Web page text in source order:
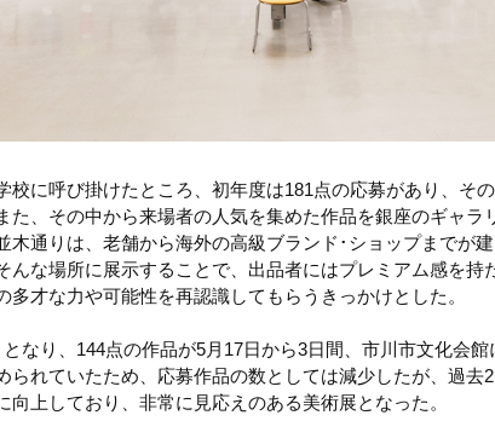
校に呼び掛けたところ、初年度は181点の応募があり、そ
た、その中から来場者の人気を集めた作品を銀座のギャラ
木通りは、老舗から海外の高級ブランド･ショップまでが
んな場所に展示することで、出品者にはプレミアム感を持
多才な力や可能性を再認識してもらうきっかけとした。
なり、144点の作品が5月17日から3日間、市川市文化会
られていたため、応募作品の数としては減少したが、過去
向上しており、非常に見応えのある美術展となった。